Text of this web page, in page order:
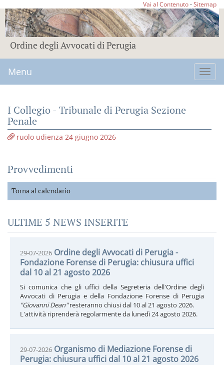
Vai al Contenuto-Sitemap
Ordine degli Avvocati di Perugia
Menu
I Collegio - Tribunale di Perugia Sezione
Penale
ruolo udienza 24 giugno 2026
Provvedimenti
Torna al calendario
ULTIME 5 NEWS INSERITE
29-07-2026 Ordine degli Avvocati di Perugia -
Fondazione Forense di Perugia: chiusura uffici
dal 10 al 21 agosto 2026
Si comunica che gli uffici della Segreteria dell'Ordine degli
Avvocati di Perugia e della Fondazione Forense di Perugia
"Giovanni Dean"resteranno chiusi dal 10 al 21 agosto 2026.
L'attività riprenderà regolarmente da lunedì 24 agosto 2026.
29-07-2026 Organismo di Mediazione Forense di
Perugia: chiusura uffici dal 10 al 21 agosto 2026